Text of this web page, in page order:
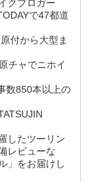
クブロガー
で47都道
付から大型ま
チャでニホイ
数850本以上の
したツーリン
レビューな
」をお届けし